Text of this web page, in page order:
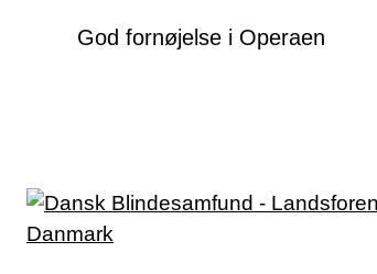
God fornøjelse i Operaen